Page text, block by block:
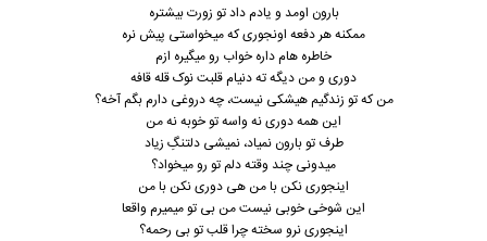
بارون اومد و یادم داد تو زورت بیشتره
ممکنه هر دفعه اونجوری که میخواستی پیش نره
خاطره هام داره خواب رو میگیره ازم
دوری و من دیگه ته دنیام قلبت نوک قله قافه
من که تو زندگیم هیشکی نیست، چه دروغی دارم بگم آخه؟
این همه دوری نه واسه تو خوبه نه من
طرف تو بارون نمیاد، نمیشی دلتنگِ زیاد
میدونی چند وقته دلم تو رو میخواد؟
اینجوری نکن با من هی دوری نکن با من
این شوخی خوبی نیست من بی تو میمیرم واقعا
اینجوری نرو سخته چرا قلب تو بی رحمه؟